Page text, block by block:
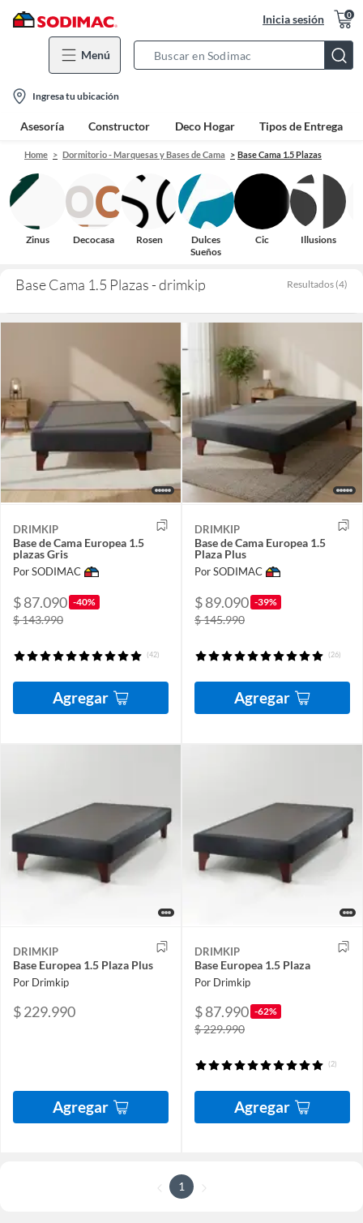
Inicia sesión 0
Menú
Bar
location-
icon
Ingresa tu ubicación
Asesoría Constructor Deco Hogar Tipos de Entrega
Home Dormitorio - Marquesas y Bases de Cama Base Cama 1.5 Plazas
Zinus Decocasa Rosen
Dulces
Sueños
Cic Illusions
Base Cama 1.5 Plazas - drimkip Resultados (4)
DRIMKIP
Base de Cama Europea 1.5
plazas Gris
Por SODIMAC
$ 87.090 -40%
$ 143.990
(42)
Agregar
DRIMKIP
Base de Cama Europea 1.5
Plaza Plus
Por SODIMAC
$ 89.090 -39%
$ 145.990
(26)
Agregar
DRIMKIP
Base Europea 1.5 Plaza Plus
Por Drimkip
$ 229.990
Agregar
DRIMKIP
Base Europea 1.5 Plaza
Por Drimkip
$ 87.990 -62%
$ 229.990
(2)
Agregar
1